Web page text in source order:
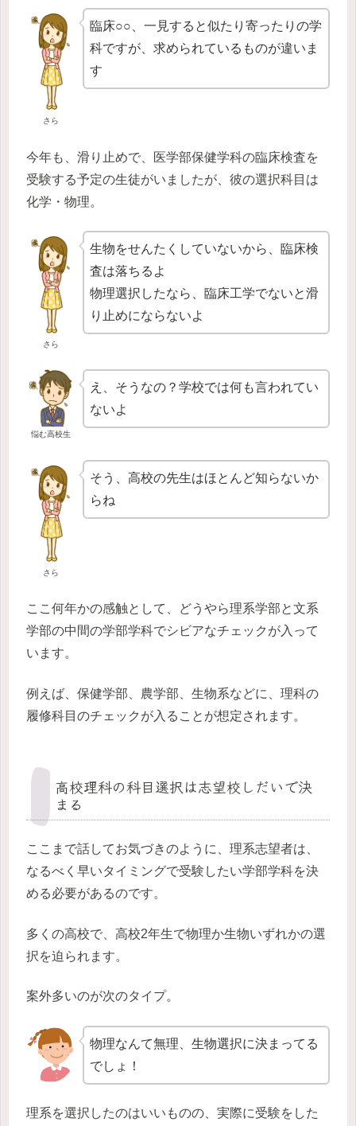
さら
臨床○○、一見すると似たり寄ったりの学
科ですが、求められているものが違いま
す
今年も、滑り止めで、医学部保健学科の臨床検査を
受験する予定の生徒がいましたが、彼の選択科目は
化学・物理。
さら
生物をせんたくしていないから、臨床検
査は落ちるよ
物理選択したなら、臨床工学でないと滑
り止めにならないよ
悩む高校生
え、そうなの？学校では何も言われてい
ないよ
さら
そう、高校の先生はほとんど知らないか
らね
ここ何年かの感触として、どうやら理系学部と文系
学部の中間の学部学科でシビアなチェックが入って
います。
例えば、保健学部、農学部、生物系などに、理科の
履修科目のチェックが入ることが想定されます。
高校理科の科目選択は志望校しだいで決
まる
ここまで話してお気づきのように、理系志望者は、
なるべく早いタイミングで受験したい学部学科を決
める必要があるのです。
多くの高校で、高校2年生で物理か生物いずれかの選
択を迫られます。
案外多いのが次のタイプ。
物理なんて無理、生物選択に決まってる
でしょ！
理系を選択したのはいいものの、実際に受験をした